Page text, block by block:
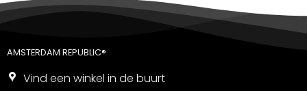
AMSTERDAM REPUBLIC®
Vind een winkel in de buurt